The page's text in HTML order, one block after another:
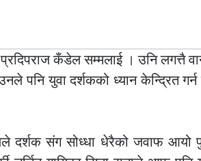
प्रदिपराज कँडेल सम्मलाई । उनि लगत्तै
पनि युवा दर्शकको ध्यान केन्द्रित
दर्शक संग सोध्धा धेरैको जवाफ आयो